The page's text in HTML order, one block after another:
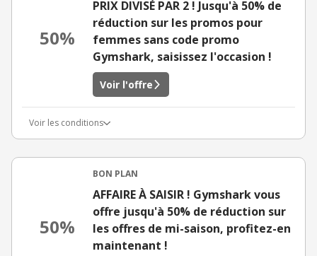
50%
PRIX DIVISÉ PAR 2 ! Jusqu'à 50% de
réduction sur les promos pour
femmes sans code promo
Gymshark, saisissez l'occasion !
Voir l'offre
Voir les conditions
50%
BON PLAN
AFFAIRE À SAISIR ! Gymshark vous
offre jusqu'à 50% de réduction sur
les offres de mi-saison, profitez-en
maintenant !